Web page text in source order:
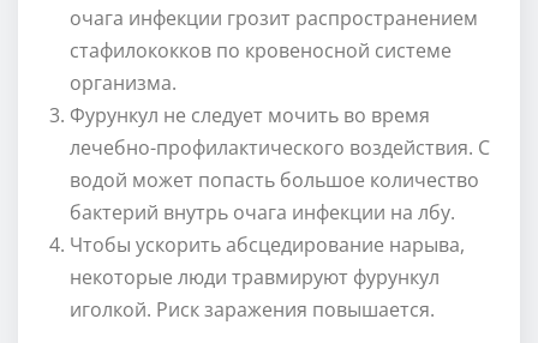
очага инфекции грозит распространением
стафилококков по кровеносной системе
организма.
Фурункул не следует мочить во время
лечебно-профилактического воздействия. С
водой может попасть большое количество
бактерий внутрь очага инфекции на лбу.
Чтобы ускорить абсцедирование нарыва,
некоторые люди травмируют фурункул
иголкой. Риск заражения повышается.